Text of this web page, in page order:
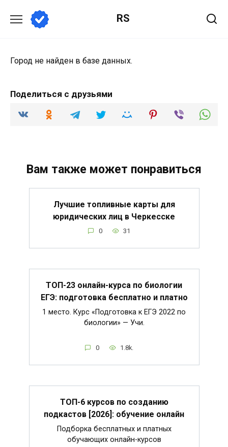
содержанию
RS
Город не найден в базе данных.
Поделиться с друзьями
Вам также может понравиться
Лучшие топливные карты для
юридических лиц в Черкесске
0 31
ТОП-23 онлайн-курса по биологии
ЕГЭ: подготовка бесплатно и платно
1 место. Курс «Подготовка к ЕГЭ 2022 по
биологии» — Учи.
0 1.8k.
ТОП-6 курсов по созданию
подкастов [2026]: обучение онлайн
Подборка бесплатных и платных
обучающих онлайн-курсов